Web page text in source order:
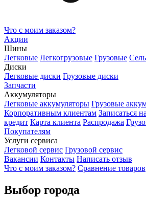
Что с моим заказом?
Акции
Шины
Легковые Легкогрузовые Грузовые
Диски
Легковые диски Грузовые диски
Запчасти
Аккумуляторы
Легковые аккумуляторы Грузовые
Корпоративным клиентам Записаться
кредит Карта клиента Распродажа
Покупателям
Услуги сервиса
Легковой сервис Грузовой сервис
Вакансии Контакты Написать отзыв
Что с моим заказом? Сравнение товаров
Выбор города